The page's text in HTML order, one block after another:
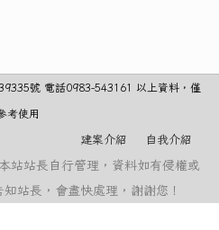
號 電話0983-543161 以上資料，僅
考使用
建案介紹 自我介紹
站站長自行管理，資料如有侵權或
站長，會盡快處理，謝謝您！